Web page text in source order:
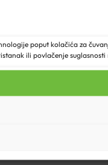
poput kolačića za
ili povlačenje